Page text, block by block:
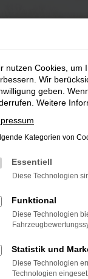
nutzen Cookies, um
Wir
geben.
Weitere
Kategorien von
Essentiell
Diese Technologien
Funktional
Diese Technologien
Statistik und
Diese Technologien
Technologien